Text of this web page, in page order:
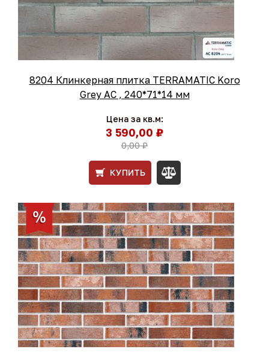
8204 Клинкерная плитка TERRAMATIC Koro
Grey АС , 240*71*14 мм
Цена за кв.м:
3 590,00 ₽
0,00 ₽
КУПИТЬ